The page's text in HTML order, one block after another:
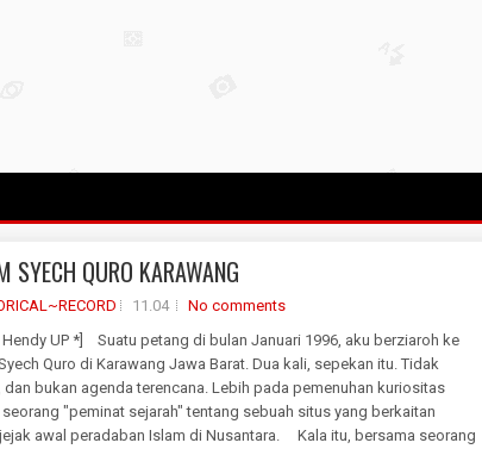
SYECH QURO KARAWANG
11.04
No comments
Hendy UP *] Suatu petang di bulan Januari 1996, aku berziaroh ke
Quro di Karawang Jawa Barat. Dua kali, sepekan itu. Tidak
dan bukan agenda terencana. Lebih pada pemenuhan kuriositas
"peminat sejarah" tentang sebuah situs yang berkaitan
awal peradaban Islam di Nusantara. Kala itu, bersama seorang